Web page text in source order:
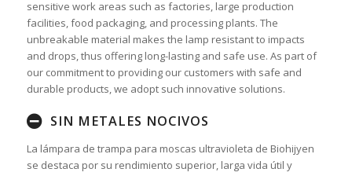
sensitive work areas such as factories, large production
facilities, food packaging, and processing plants. The
unbreakable material makes the lamp resistant to impacts
and drops, thus offering long-lasting and safe use. As part of
our commitment to providing our customers with safe and
durable products, we adopt such innovative solutions.
SIN METALES NOCIVOS
La lámpara de trampa para moscas ultravioleta de Biohijyen
se destaca por su rendimiento superior, larga vida útil y